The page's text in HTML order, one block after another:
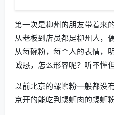
第一次是柳州的朋友带着来的
从老板到店员都是柳州人，
从每碗粉，每个人的表情，
诚恳，怎么形容呢？听不懂
以前北京的螺蛳粉一般都没
京开的能吃到螺蛳肉的螺蛳